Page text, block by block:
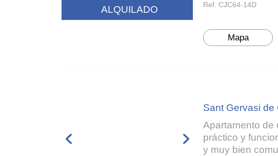
ALQUILADO Ref. CJC64-14D
Mapa
Sant Gervasi de
Apartamento de
práctico y
y muy bien